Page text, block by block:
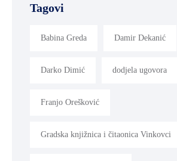
Tagovi
Babina Greda Damir Dekanić
Darko Dimić dodjela ugovora
Franjo Orešković
Gradska knjižnica i čitaonica Vinkovci